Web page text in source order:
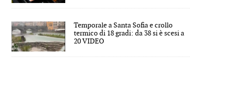
Temporale a Santa Sofia e crollo
termico di 18 gradi: da 38 si è scesi a
20 VIDEO